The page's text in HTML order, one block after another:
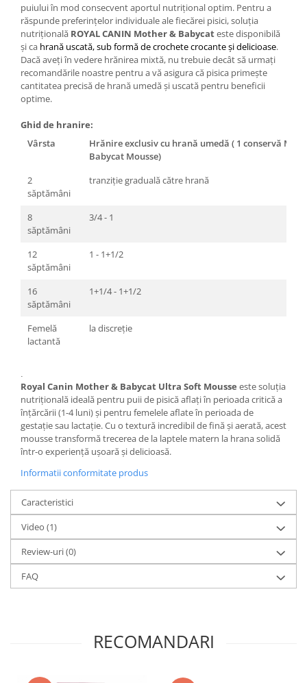
puiului în mod consecvent aportul nutrițional optim. Pentru a
răspunde preferințelor individuale ale fiecărei pisici, soluția
nutrițională ROYAL CANIN Mother & Babycateste disponibilă
și ca hrană uscată, sub formă de crochete crocante și delicioase.
Dacă aveți în vedere hrănirea mixtă, nu trebuie decât să urmați
recomandările noastre pentru a vă asigura că pisica primește
cantitatea precisă de hrană umedă și uscată pentru beneficii
optime.
Ghid de hranire:
Vârsta
Hrănire exclusiv cu hrană umedă ( 1 conservă
Babycat Mousse)
2
săptămâni
tranziție graduală către hrană
8
săptămâni
3/4 - 1
12
săptămâni
1 - 1+1/2
16
săptămâni
1+1/4 - 1+1/2
Femelă
lactantă
la discreție
Royal Canin Mother & Babycat Ultra Soft Mousse este soluția
nutrițională ideală pentru puii de pisică aflați în perioada critică a
înțărcării (1-4 luni) și pentru femelele aflate în perioada de
gestație sau lactație. Cu o textură incredibil de fină și aerată, acest
mousse transformă trecerea de la laptele matern la hrana solidă
într-o experiență ușoară și delicioasă.
Informatii conformitate produs
Caracteristici
Video (1)
Review-uri(0)
FAQ
RECOMANDARI